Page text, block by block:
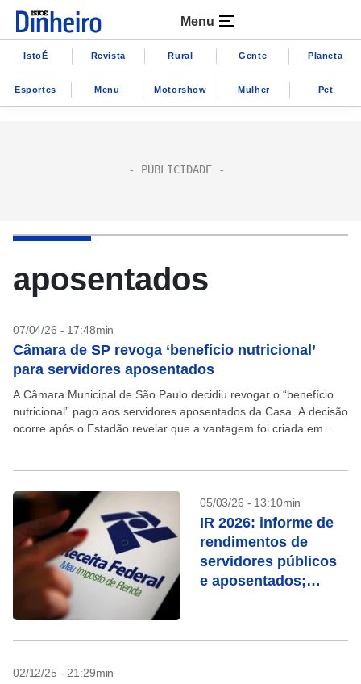
Menu
IstoÉ Revista Rural Gente Planeta
Esportes Menu Motorshow Mulher Pet
aposentados
07/04/26 - 17:48min
Câmara de SP revoga ‘benefício nutricional’
para servidores aposentados
A Câmara Municipal de São Paulo decidiu revogar o “benefício
nutricional” pago aos servidores aposentados da Casa. A decisão
ocorre após o Estadão revelar que a vantagem foi criada em
05/03/26 - 13:10min
IR 2026: informe de
rendimentos de
servidores públicos
e aposentados;
02/12/25 - 21:29min